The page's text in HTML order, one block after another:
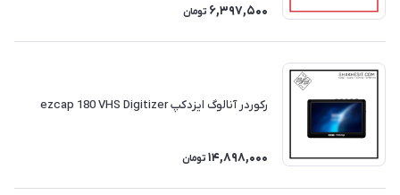
6,397,500 تومان
رکوردر آنالوگ ایزدکپ ezcap 180 VHS Digitizer
14,898,000 تومان